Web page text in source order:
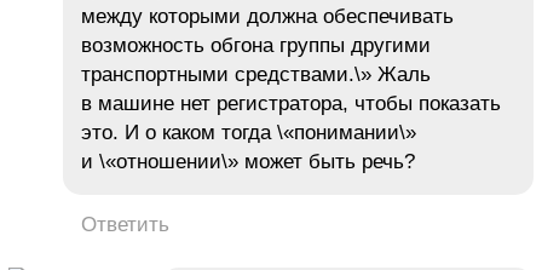
между которыми должна обеспечивать
возможность обгона группы другими
транспортными средствами.\» Жаль
в машине нет регистратора, чтобы показать
это. И о каком тогда \«понимании\»
и \«отношении\» может быть речь?
Ответить